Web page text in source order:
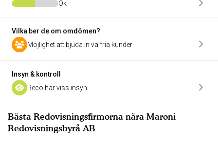
Ok
Vilka ber de om omdömen?
Möjlighet att bjuda in valfria kunder
Insyn & kontroll
Reco har viss insyn
Bästa Redovisningsfirmorna nära Maroni
Redovisningsbyrå AB